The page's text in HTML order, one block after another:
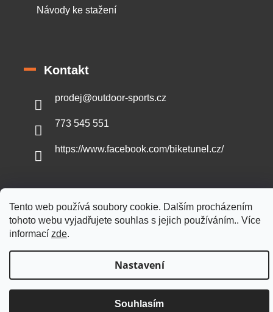
Tento web používá soubory cookie. Dalším procházením
tohoto webu vyjadřujete souhlas s jejich používáním.. Více
informací zde.
Nastavení
Souhlasím
Návody ke stažení
Kontakt
prodej@outdoor-sports.cz
773 545 551
https://www.facebook.com/biketunel.cz/
Vytvořil Shoptet
Copyright 2026Outdoor-sports.cz. Všechna práva vyhrazena.